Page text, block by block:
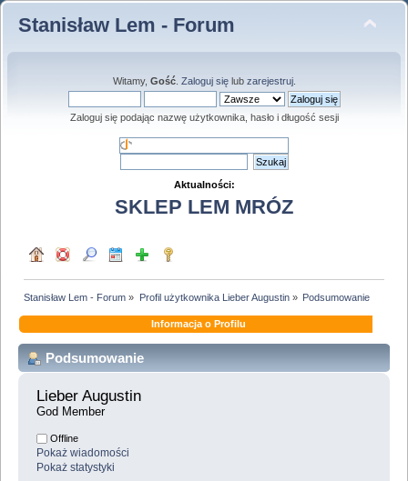
Stanisław Lem - Forum
Witamy, Gość. Zaloguj sięlub zarejestruj.
Zaloguj się podając nazwę użytkownika, hasło i długość sesji
Aktualności:
SKLEP LEM MRÓZ
Stanisław Lem - Forum » Profil użytkownika Lieber Augustin» Podsumowanie
Informacja o Profilu
Podsumowanie
Lieber Augustin
God Member
Offline
Pokaż wiadomości
Pokaż statystyki